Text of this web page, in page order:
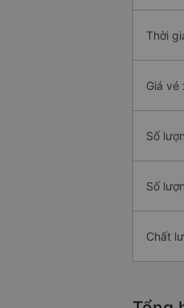
Thời
Giá vé
Số
Số
Chất